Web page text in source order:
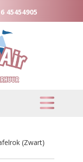
45454905
toggle menu
(Zwart)